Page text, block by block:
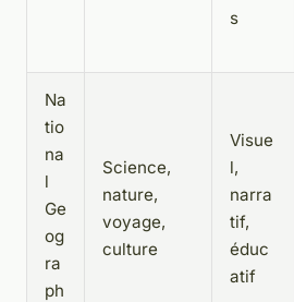
s
Na
tio
na
l
Ge
og
ra
ph
Science,
nature,
voyage,
culture
Visue
l,
narra
tif,
éduc
atif